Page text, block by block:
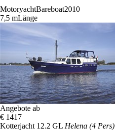
MotoryachtBareboat2010
7,5 mLänge
Angebote ab
€ 1417
Kotterjacht 12.2 GL Helena (4 Pers)